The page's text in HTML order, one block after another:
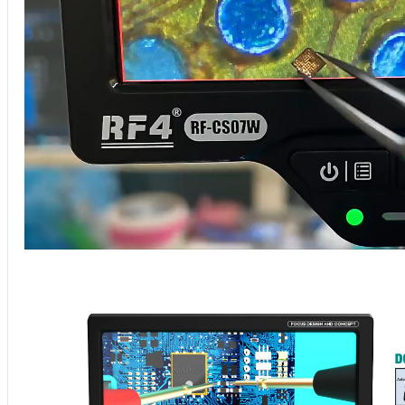
Utiliza las teclas de flecha arriba/abajo para aumentar o